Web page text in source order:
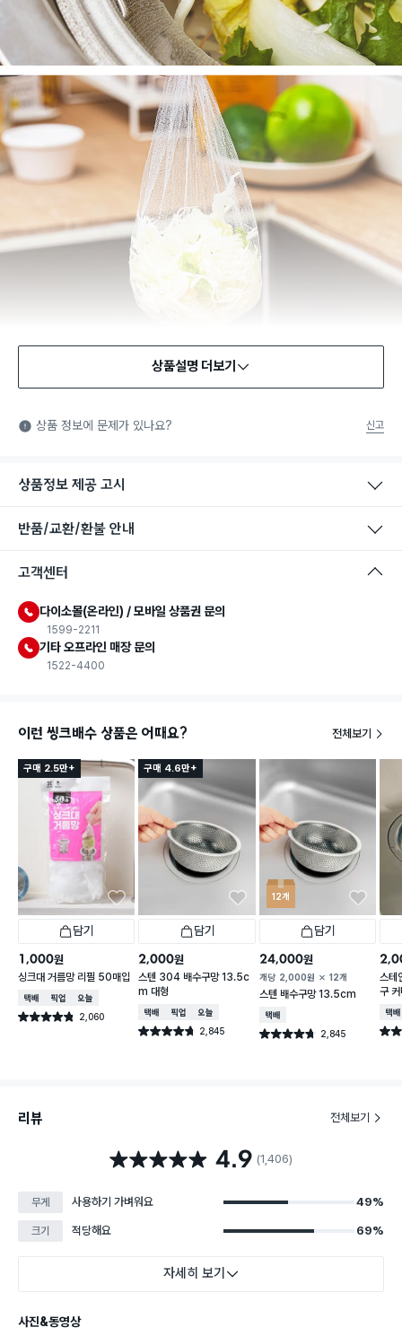
상품설명 더보기
상품 정보에 문제가 있나요? 신고
상품정보 제공 고시
반품/교환/환불 안내
고객센터
다이소몰(온라인) / 모바일 상품권 문의
1599-2211
기타 오프라인 매장 문의
1522-4400
이런 씽크배수 상품은 어때요? 전체보기
구매 2.5만+
담기
1,000원
싱크대 거름망 리필 50매입
택배배송매장픽업오늘배송
별점 4.8점 2,060
건 작성
구매 4.6만+
담기
2,000원
스텐 304 배수구망 13.5c
m 대형
택배배송매장픽업오늘배송
별점 4.7점 2,845
건 작성
12개
담기
24,000원
개당 2,000원 12개
스텐 배수구망 13.5cm
택배배송
별점 4.7점 2,845
건 작성
스테
구
택배
별점
리뷰 전체보기
별점 4.9점 4.9 (1,406)
무게 사용하기 가벼워요 49%
크기 적당해요 69%
자세히 보기
사진&동영상